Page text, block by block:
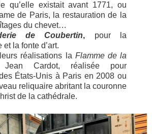
qu’elle existait avant 1771, ou
de Paris, la restauration de la
du chevet…
de Coubertin, pour la
la fonte d’art.
réalisations la Flamme de la
Cardot, réalisée pour
des États-Unis à Paris en 2008 ou
reliquaire abritant la couronne
de la cathédrale.